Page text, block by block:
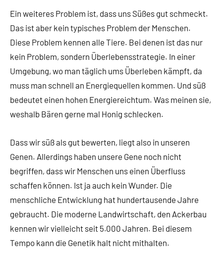
Ein weiteres Problem ist, dass uns Süßes gut schmeckt.
Das ist aber kein typisches Problem der Menschen.
Diese Problem kennen alle Tiere. Bei denen ist das nur
kein Problem, sondern Überlebensstrategie. In einer
Umgebung, wo man täglich ums Überleben kämpft, da
muss man schnell an Energiequellen kommen. Und süß
bedeutet einen hohen Energiereichtum. Was meinen sie,
weshalb Bären gerne mal Honig schlecken.
Dass wir süß als gut bewerten, liegt also in unseren
Genen. Allerdings haben unsere Gene noch nicht
begriffen, dass wir Menschen uns einen Überfluss
schaffen können. Ist ja auch kein Wunder. Die
menschliche Entwicklung hat hundertausende Jahre
gebraucht. Die moderne Landwirtschaft, den Ackerbau
kennen wir vielleicht seit 5.000 Jahren. Bei diesem
Tempo kann die Genetik halt nicht mithalten.